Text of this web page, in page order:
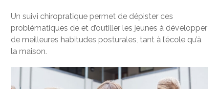
Un suivi chiropratique permet de dépister ces
problématiques de et d’outiller les jeunes à développer
de meilleures habitudes posturales, tant à l’école qu’à
la maison.